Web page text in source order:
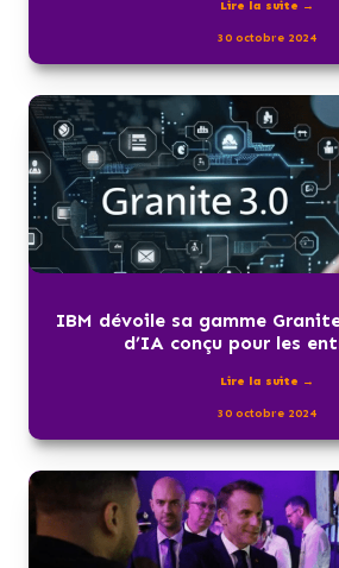
Lire la suite →
30 octobre 2024
IBM dévoile sa gamme
d’IA conçu pour les
Lire la suite →
30 octobre 2024